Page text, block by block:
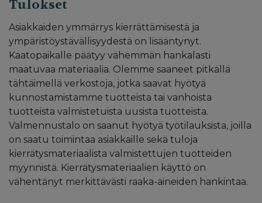
Tulokset
Asiakkaiden ymmärrys kierrättämisestä ja
ympäristöystävällisyydestä on lisääntynyt.
Kaatopaikalle päätyy vähemmän hankalasti
maatuvaa materiaalia. Olemme saaneet pitkällä
tähtäimellä verkostoja, jotka saavat hyötyä
kunnostamistamme tuotteista tai vanhoista
tuotteista valmistetuista uusista tuotteista.
Valmennustalo on saanut hyötyä työtilauksista, joilla
on saatu toimintaa asiakkaille sekä tuloja
kierrätysmateriaalista valmistettujen tuotteiden
myynnistä. Kierrätysmateriaalien käyttö on
vähentänyt merkittävästi raaka-aineiden hankintaa.